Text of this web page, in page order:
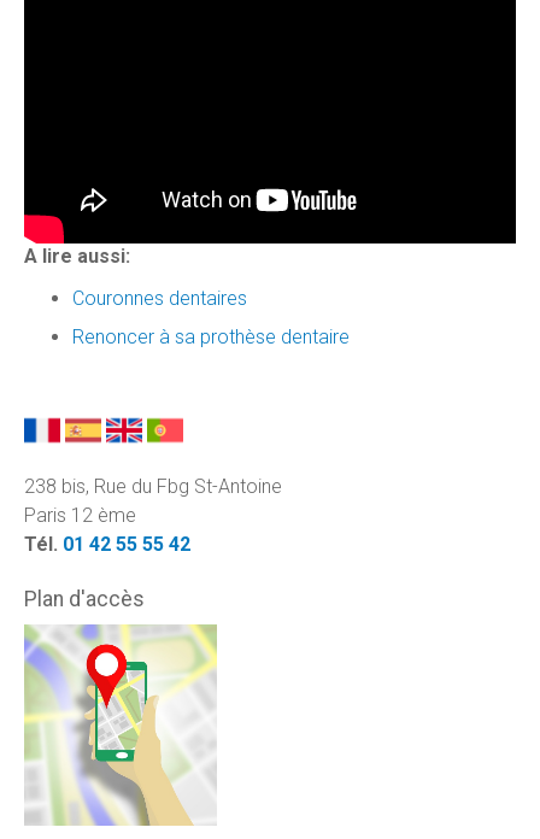
A lire aussi:
Couronnes dentaires
Renoncer à sa prothèse dentaire
238 bis, Rue du Fbg St-Antoine
Paris 12 ème
Tél. 01 42 55 55 42
Plan d'accès